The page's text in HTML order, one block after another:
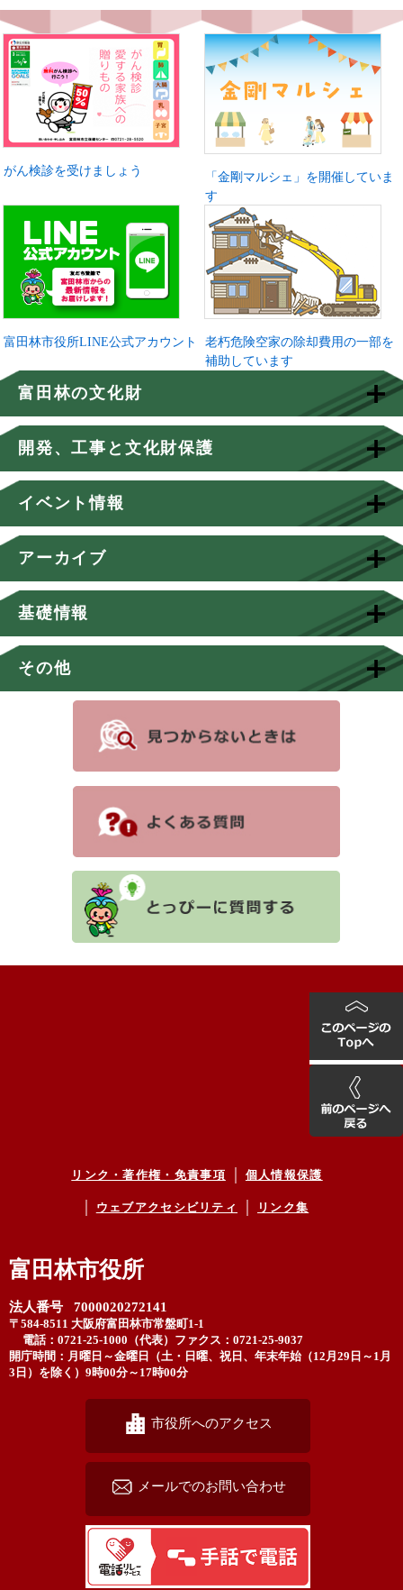
富田林の文化財
開発、工事と文化財保護
イベント情報
アーカイブ
基礎情報
その他
がん検診を受けましょう
「金剛マルシェ」を開催していま
す
富田林市役所LINE公式アカウント
老朽危険空家の除却費用の一部を
補助しています
リンク・著作権・免責事項 個人情報保護
ウェブアクセシビリティ リンク集
富田林市役所
法人番号 7000020272141
〒584-8511 大阪府富田林市常盤町1-1
電話：0721-25-1000（代表） ファクス：0721-25-9037
開庁時間：月曜日～金曜日（土・日曜、祝日、年末年始（12月29日～1月
3日）を除く）9時00分～17時00分
市役所へのアクセス
メールでのお問い合わせ